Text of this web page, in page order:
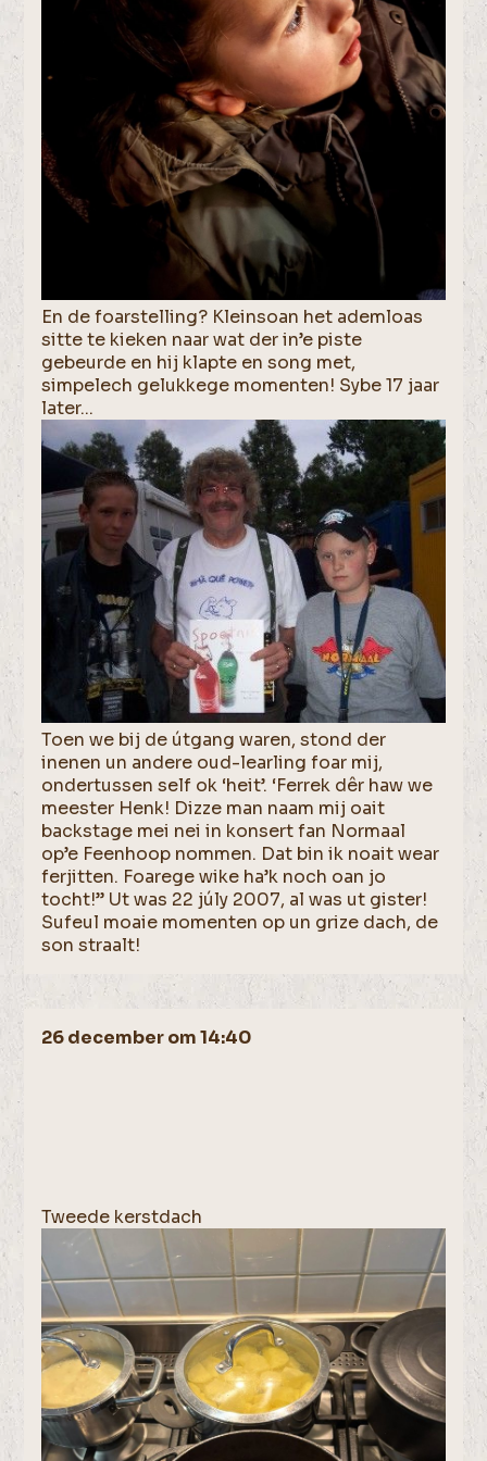
En de foarstelling? Kleinsoan het ademloas
sitte te kieken naar wat der in’e piste
gebeurde en hij klapte en song met,
simpelech gelukkege momenten! Sybe 17 jaar
later...
Toen we bij de útgang waren, stond der
inenen un andere oud-learling foar mij,
ondertussen self ok ‘heit’. ‘Ferrek dêr haw we
meester Henk! Dizze man naam mij oait
backstage mei nei in konsert fan Normaal
op’e Feenhoop nommen. Dat bin ik noait wear
ferjitten. Foarege wike ha’k noch oan jo
tocht!” Ut was 22 júly 2007, al was ut gister!
Sufeul moaie momenten op un grize dach, de
son straalt!
26 december om 14:40
Tweede kerstdach